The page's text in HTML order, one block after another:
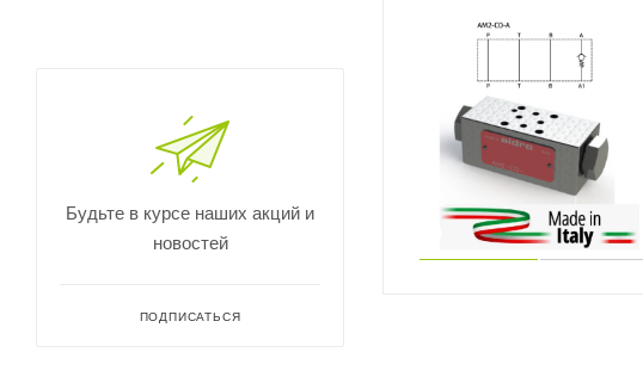
Будьте в курсе наших акций и
новостей
ПОДПИСАТЬСЯ